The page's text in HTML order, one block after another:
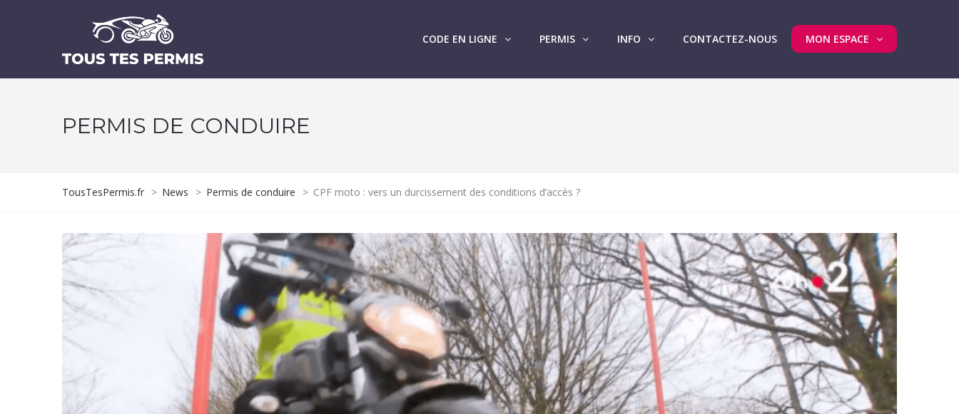
CODE EN LIGNE PERMIS INFO CONTACTEZ-NOUS MON ESPACE
PERMIS DE CONDUIRE
TousTesPermis.fr > News > Permis de conduire > CPF moto : vers un durcissement des conditions d’accès ?